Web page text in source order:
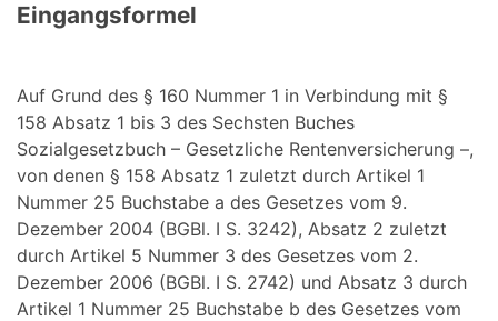
Eingangsformel
Auf Grund des § 160 Nummer 1 in Verbindung mit §
158 Absatz 1 bis 3 des Sechsten Buches
Sozialgesetzbuch – Gesetzliche Rentenversicherung –,
von denen § 158 Absatz 1 zuletzt durch Artikel 1
Nummer 25 Buchstabe a des Gesetzes vom 9.
Dezember 2004 (BGBl. I S. 3242), Absatz 2 zuletzt
durch Artikel 5 Nummer 3 des Gesetzes vom 2.
Dezember 2006 (BGBl. I S. 2742) und Absatz 3 durch
Artikel 1 Nummer 25 Buchstabe b des Gesetzes vom